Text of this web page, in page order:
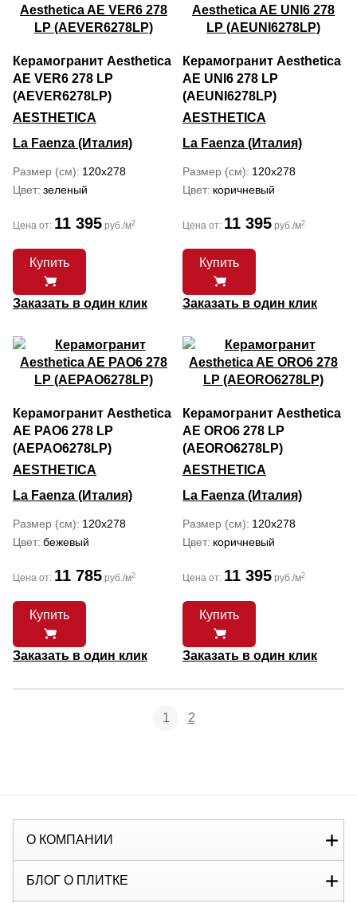
Керамогранит Aesthetica
AE VER6 278 LP
(AEVER6278LP)
AESTHETICA
La Faenza (Италия)
Размер (см) 120x278
Цвет зеленый
Цена от: 11 395 руб./м2
Купить
Заказать в один клик
Керамогранит Aesthetica
AE UNI6 278 LP
(AEUNI6278LP)
AESTHETICA
La Faenza (Италия)
Размер (см) 120x278
Цвет коричневый
Цена от: 11 395 руб./м2
Купить
Заказать в один клик
Керамогранит Aesthetica
AE PAO6 278 LP
(AEPAO6278LP)
AESTHETICA
La Faenza (Италия)
Размер (см) 120x278
Цвет бежевый
Цена от: 11 785 руб./м2
Купить
Заказать в один клик
Керамогранит Aesthetica
AE ORO6 278 LP
(AEORO6278LP)
AESTHETICA
La Faenza (Италия)
Размер (см) 120x278
Цвет коричневый
Цена от: 11 395 руб./м2
Купить
Заказать в один клик
1 2
О КОМПАНИИ
БЛОГ О ПЛИТКЕ